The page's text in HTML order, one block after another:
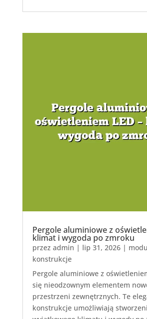
Pergole aluminiowe z
klimat i wygoda po zmroku
przez admin | lip 31, 2026|
konstrukcje
Pergole aluminiowe z
się nieodzownym elementem
przestrzeni zewnętrznych. Te
konstrukcje umożliwiają